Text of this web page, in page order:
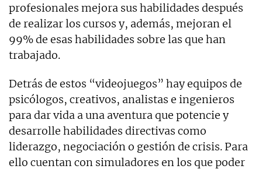
profesionales mejora sus habilidades después
de realizar los cursos y, además, mejoran el
99% de esas habilidades sobre las que han
trabajado.
Detrás de estos “videojuegos” hay equipos de
psicólogos, creativos, analistas e ingenieros
para dar vida a una aventura que potencie y
desarrolle habilidades directivas como
liderazgo, negociación o gestión de crisis. Para
ello cuentan con simuladores en los que poder